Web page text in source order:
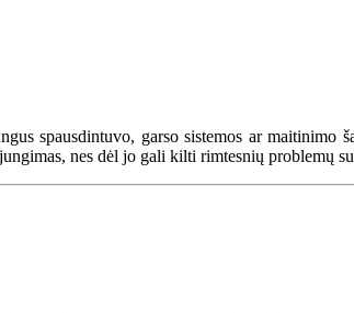
spausdintuvo, garso sistemos ar
nes dėl jo gali kilti rimtesnių problemų